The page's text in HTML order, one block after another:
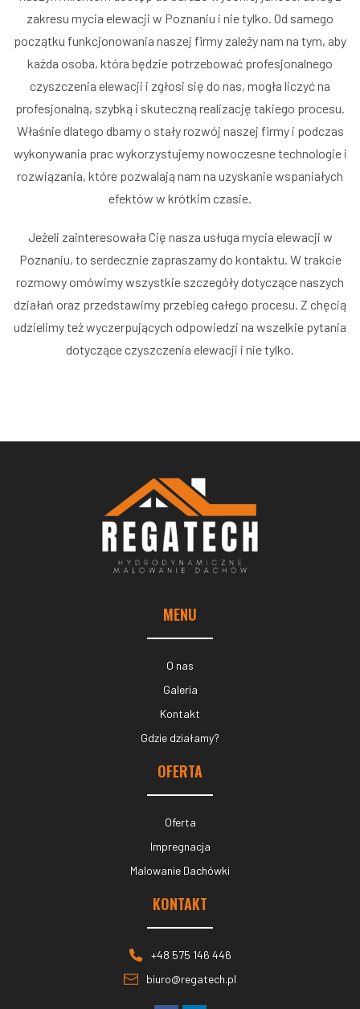
zakresu mycia elewacji w Poznaniu i nie tylko. Od samego
początku funkcjonowania naszej firmy zależy nam na tym, aby
każda osoba, która będzie potrzebować profesjonalnego
czyszczenia elewacji i zgłosi się do nas, mogła liczyć na
profesjonalną, szybką i skuteczną realizację takiego procesu.
Właśnie dlatego dbamy o stały rozwój naszej firmy i podczas
wykonywania prac wykorzystujemy nowoczesne technologie i
rozwiązania, które pozwalają nam na uzyskanie wspaniałych
efektów w krótkim czasie.
Jeżeli zainteresowała Cię nasza usługa mycia elewacji w
Poznaniu, to serdecznie zapraszamy do kontaktu. W trakcie
rozmowy omówimy wszystkie szczegóły dotyczące naszych
działań oraz przedstawimy przebieg całego procesu. Z chęcią
udzielimy też wyczerpujących odpowiedzi na wszelkie pytania
dotyczące czyszczenia elewacji i nie tylko.
MENU
O nas
Galeria
Kontakt
Gdzie działamy?
OFERTA
Oferta
Impregnacja
Malowanie Dachówki
KONTAKT
+48 575 146 446
biuro@regatech.pl